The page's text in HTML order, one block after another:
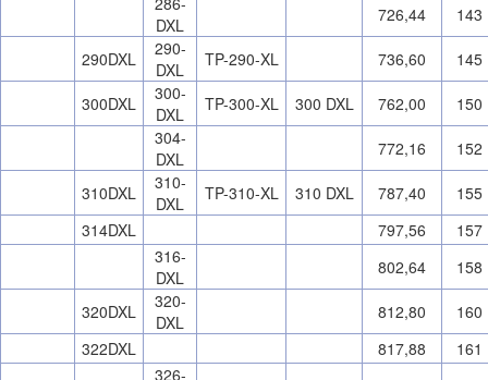
DXL
726,44 143
290DXL
290-
DXL
TP-290-XL 736,60 145
300DXL
300-
DXL
TP-300-XL 300 DXL 762,00
150
304-
DXL
772,16 152
310DXL
310-
DXL
TP-310-XL 310 DXL 787,40
155
314DXL
797,56
157
316-
DXL
802,64 158
320DXL
320-
DXL
812,80
160
322DXL
817,88
161
326-